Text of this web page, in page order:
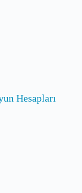
Hesapları